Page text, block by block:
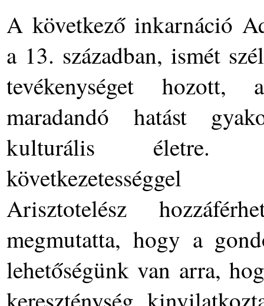
A következő inkarnáció
a 13. században, ismét
tevékenységet hozott,
maradandó hatást
kulturális életre.
következetességgel
Arisztotelész
megmutatta, hogy a
lehetőségünk van arra,